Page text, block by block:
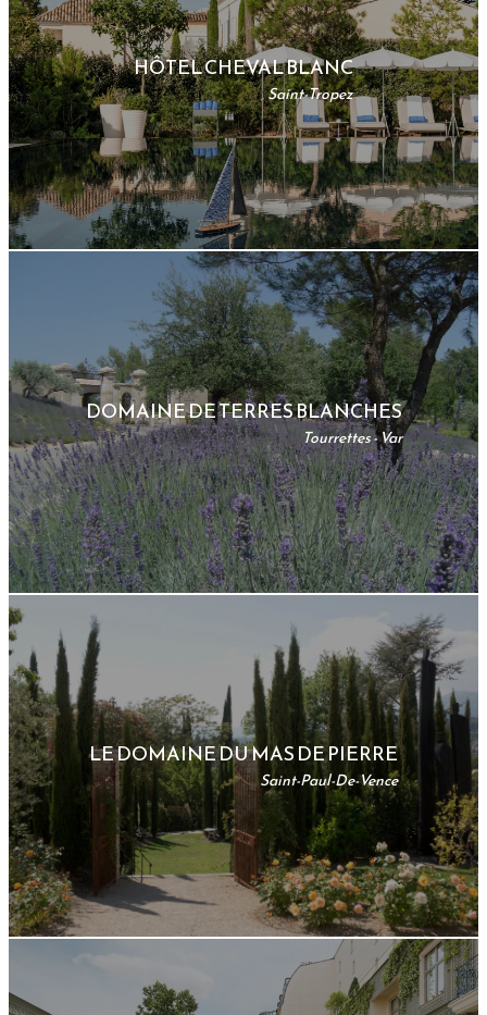
HÔTEL CHEVAL BLANC
Saint-Tropez
DOMAINE DE TERRES BLANCHES
Tourrettes - Var
LE DOMAINE DU MAS DE PIERRE
Saint-Paul-De-Vence